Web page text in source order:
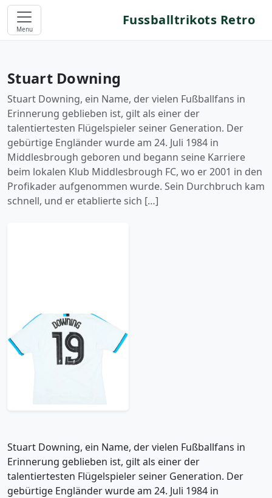
Menu
Fussballtrikots Retro
Stuart Downing
Stuart Downing, ein Name, der vielen Fußballfans in
Erinnerung geblieben ist, gilt als einer der
talentiertesten Flügelspieler seiner Generation. Der
gebürtige Engländer wurde am 24. Juli 1984 in
Middlesbrough geboren und begann seine Karriere
beim lokalen Klub Middlesbrough FC, wo er 2001 in den
Profikader aufgenommen wurde. Sein Durchbruch kam
schnell, und er etablierte sich […]
2011-12 Liverpool
Third Shirt Downing
#19 - 6/10 - (L)
Stuart Downing, ein Name, der vielen Fußballfans in
Erinnerung geblieben ist, gilt als einer der
talentiertesten Flügelspieler seiner Generation. Der
gebürtige Engländer wurde am 24. Juli 1984 in